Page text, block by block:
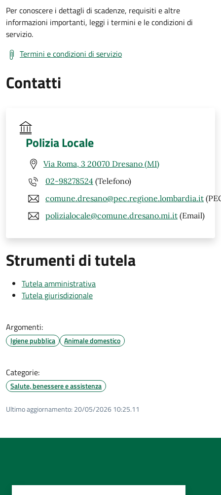
Per conoscere i dettagli di scadenze, requisiti e altre
informazioni importanti, leggi i termini e le condizioni di
servizio.
Termini e condizioni di servizio
Contatti
Polizia Locale
Via Roma, 3 20070 Dresano (MI)
02-98278524 (Telefono)
comune.dresano@pec.regione.lombardia.it
polizialocale@comune.dresano.mi.it (Email)
Strumenti di tutela
Tutela amministrativa
Tutela giurisdizionale
Argomenti:
Igiene pubblica Animale domestico
Categorie:
Salute, benessere e assistenza
Ultimo aggiornamento: 20/05/2026 10:25.11